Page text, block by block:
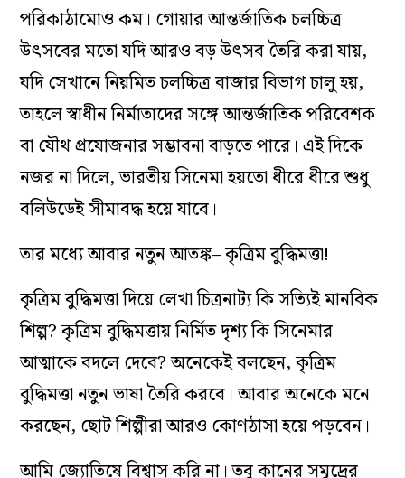
পরিকাঠামোও কম। গোয়ার আন্তর্জাতিক চলচ্চিত্র
উৎসবের মতো যদি আরও বড় উৎসব তৈরি করা যায়,
যদি সেখানে নিয়মিত চলচ্চিত্র বাজার বিভাগ চালু হয়,
তাহলে স্বাধীন নির্মাতাদের সঙ্গে আন্তর্জাতিক পরিবেশক
বা যৌথ প্রযোজনার সম্ভাবনা বাড়তে পারে। এই দিকে
নজর না দিলে, ভারতীয় সিনেমা হয়তো ধীরে ধীরে শুধু
বলিউডেই সীমাবদ্ধ হয়ে যাবে।
তার মধ্যে আবার নতুন আতঙ্ক– কৃত্রিম বুদ্ধিমত্তা!
কৃত্রিম বুদ্ধিমত্তা দিয়ে লেখা চিত্রনাট্য কি সত্যিই মানবিক
শিল্প? কৃত্রিম বুদ্ধিমত্তায় নির্মিত দৃশ্য কি সিনেমার
আত্মাকে বদলে দেবে? অনেকেই বলছেন, কৃত্রিম
বুদ্ধিমত্তা নতুন ভাষা তৈরি করবে। আবার অনেকে মনে
করছেন, ছোট শিল্পীরা আরও কোণঠাসা হয়ে পড়বেন।
আমি জ্যোতিষে বিশ্বাস করি না। তবু কানের সমুদ্রের